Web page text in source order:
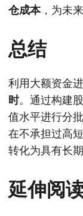
仓成本，为未
总结
利用大额资金
时。通过构建
值水平进行分
在不承担过高
转化为具有长
延伸阅